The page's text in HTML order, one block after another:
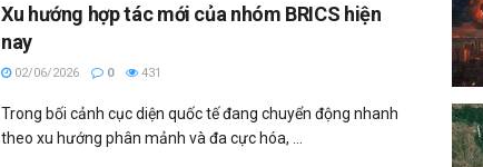
Xu hướng hợp tác mới của nhóm BRICS hiện
nay
02/06/2026 0 431
Trong bối cảnh cục diện quốc tế đang chuyển động nhanh
theo xu hướng phân mảnh và đa cực hóa, ...